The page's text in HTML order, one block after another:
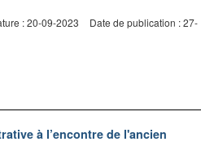
: 20-09-2023
Date de publication : 27-
à l’encontre de l'ancien